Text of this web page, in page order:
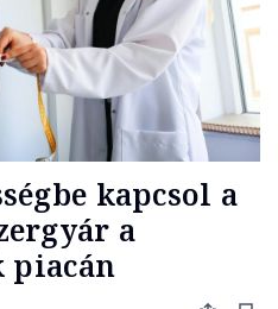
kapcsol a
a
piacán